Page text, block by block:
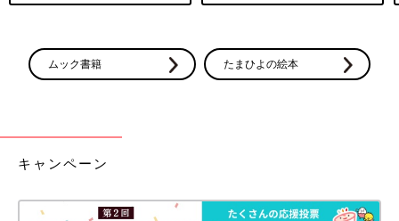
ムック書籍 たまひよの絵本
キャンペーン